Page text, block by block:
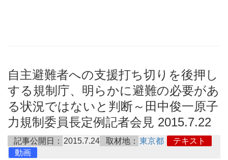
自主避難者への支援打ち切りを後押し
する規制庁、明らかに避難の必要があ
る状況ではないと判断～田中俊一原子
力規制委員長定例記者会見 2015.7.22
記事公開日： 2015.7.24 取材地： 東京都
テキスト
動画